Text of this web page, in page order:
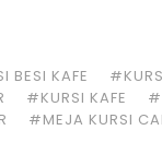
BESI KAFE
#KURSI KAFE
#MEJA KURSI